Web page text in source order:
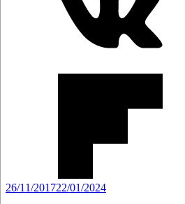
Publicado
26/11/201722/01/2024